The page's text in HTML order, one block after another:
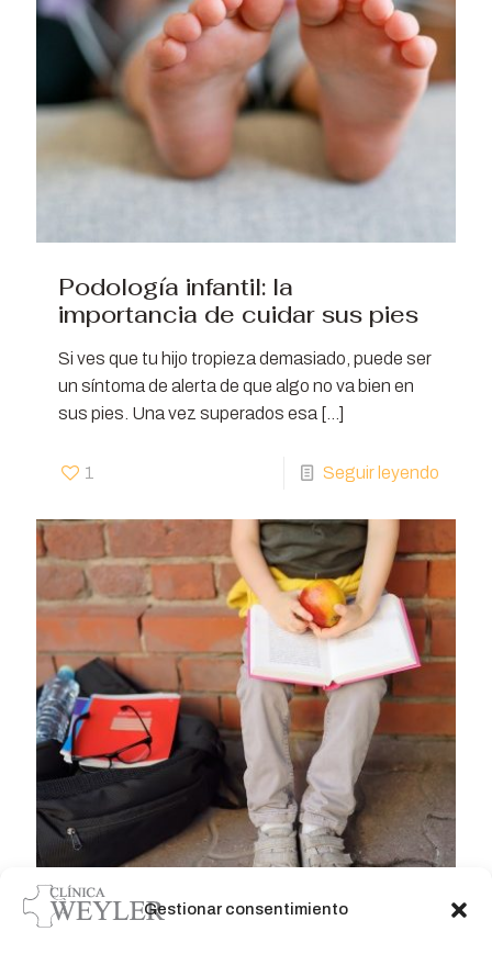
Gestionar consentimiento
Podología infantil: la
importancia de cuidar sus pies
Si ves que tu hijo tropieza demasiado, puede ser
un síntoma de alerta de que algo no va bien en
sus pies. Una vez superados esa […]
1 Seguir leyendo
El peso de la mochila afecta a